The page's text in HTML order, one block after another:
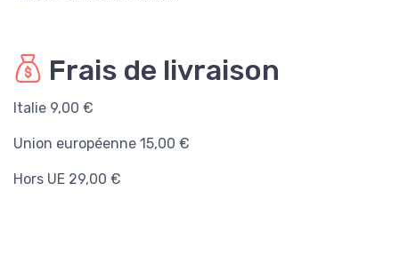
Frais de livraison
Italie 9,00 €
Union européenne 15,00 €
Hors UE 29,00 €